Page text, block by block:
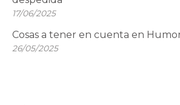
17/06/2025
Cosas a tener en cuenta en
26/05/2025